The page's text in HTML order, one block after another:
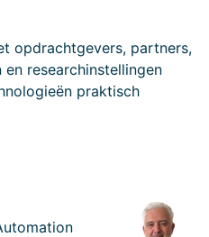
opdrachtgevers, partners,
researchinstellingen
praktisch